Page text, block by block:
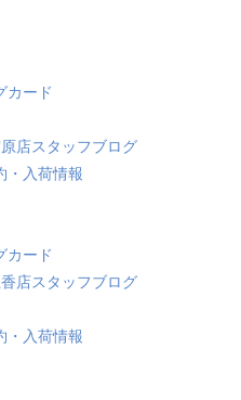
カード
店スタッフブログ
・入荷情報
カード
店スタッフブログ
・入荷情報